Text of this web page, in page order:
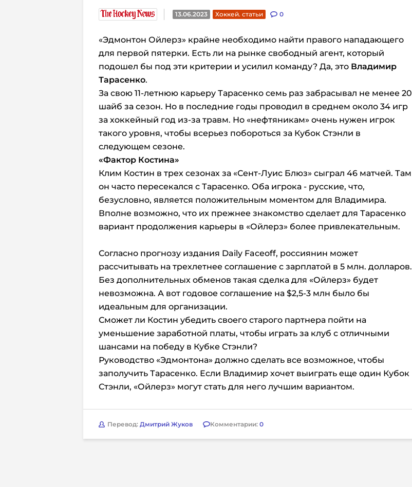
13.06.2023 Хоккей. статьи 0
«Эдмонтон Ойлерз» крайне необходимо найти правого нападающего
для первой пятерки. Есть ли на рынке свободный агент, который
подошел бы под эти критерии и усилил команду? Да, это Владимир
Тарасенко.
За свою 11-летнюю карьеру Тарасенко семь раз забрасывал не менее 20
шайб за сезон. Но в последние годы проводил в среднем около 34 игр
за хоккейный год из-за травм. Но «нефтяникам» очень нужен игрок
такого уровня, чтобы всерьез побороться за Кубок Стэнли в
следующем сезоне.
«Фактор Костина»
Клим Костин в трех сезонах за «Сент-Луис Блюз» сыграл 46 матчей. Там
он часто пересекался с Тарасенко. Оба игрока - русские, что,
безусловно, является положительным моментом для Владимира.
Вполне возможно, что их прежнее знакомство сделает для Тарасенко
вариант продолжения карьеры в «Ойлерз» более привлекательным.
Согласно прогнозу издания Daily Faceoff, россиянин может
рассчитывать на трехлетнее соглашение с зарплатой в 5 млн. долларов.
Без дополнительных обменов такая сделка для «Ойлерз» будет
невозможна. А вот годовое соглашение на $2,5-3 млн было бы
идеальным для организации.
Сможет ли Костин убедить своего старого партнера пойти на
уменьшение заработной платы, чтобы играть за клуб с отличными
шансами на победу в Кубке Стэнли?
Руководство «Эдмонтона» должно сделать все возможное, чтобы
заполучить Тарасенко. Если Владимир хочет выиграть еще один Кубок
Стэнли, «Ойлерз» могут стать для него лучшим вариантом.
Перевод: Дмитрий Жуков Комментарии: 0